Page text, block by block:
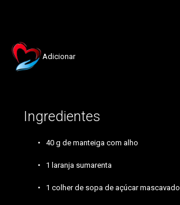
Adicionar
Ingredientes
40 g de manteiga com alho
1 laranja sumarenta
1 colher de sopa de açúcar mascavado